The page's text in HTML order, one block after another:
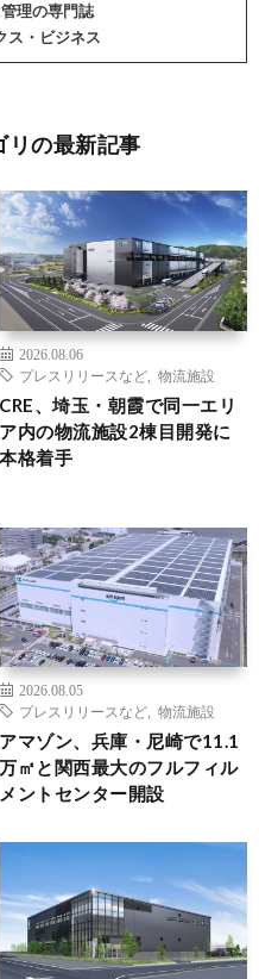
理の専門誌
ス・ビジネス
リの最新記事
2026.08.06
プレスリリースなど
物流施設
CRE、埼玉・朝霞で同一エリ
ア内の物流施設2棟目開発に
本格着手
2026.08.05
プレスリリースなど
物流施設
アマゾン、兵庫・尼崎で11.1
万㎡と関西最大のフルフィル
メントセンター開設